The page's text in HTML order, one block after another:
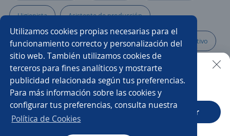
Higienista Asistente de producción
Ejecutivo/a de atención al cliente Gerente administrativo
Supervisor/a eléctrico Jefe/a de logística
Supervisor/a de mantenimiento Coordinador/a
Supervisor/a mecánico
Buscar es más fácil en la app
CT App Abrir
Utilizamos cookies propias necesarias para el
funcionamiento correcto y personalización del
sitio web. También utilizamos cookies de
terceros para fines analíticos y mostrarte
publicidad relacionada según tus preferencias.
Para más información sobre las cookies y
configurar tus preferencias, consulta nuestra
Política de Cookies